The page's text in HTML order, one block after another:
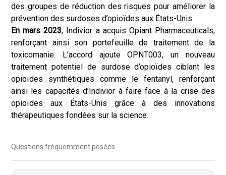
des groupes de réduction des risques pour améliorer la
prévention des surdoses d’opioïdes aux États-Unis.
En mars 2023, Indivior a acquis Opiant Pharmaceuticals,
renforçant ainsi son portefeuille de traitement de la
toxicomanie. L’accord ajoute OPNT003, un nouveau
traitement potentiel de surdose d’opioïdes ciblant les
opioïdes synthétiques comme le fentanyl, renforçant
ainsi les capacités d’Indivior à faire face à la crise des
opioïdes aux États-Unis grâce à des innovations
thérapeutiques fondées sur la science.
Questions fréquemment posées